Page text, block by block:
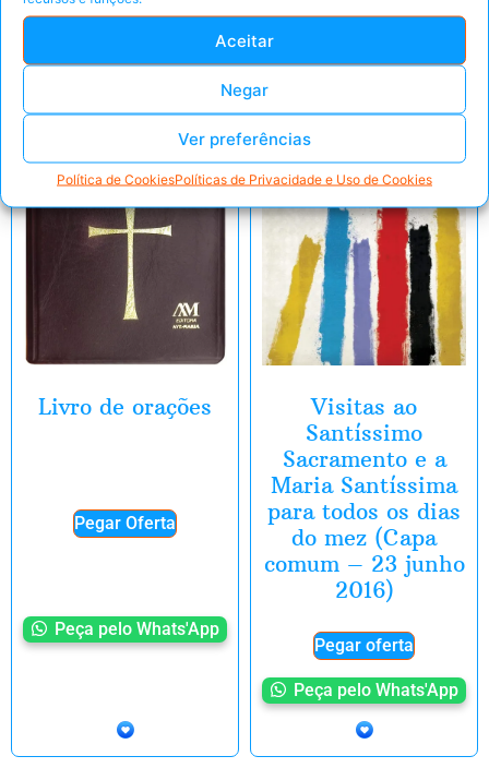
Aceitar
Negar
Ver preferências
Política de CookiesPolíticas de Privacidade e Uso de Cookies
Livro de orações
Pegar Oferta
Peça pelo Whats'App
Visitas ao
Santíssimo
Sacramento e a
Maria Santíssima
para todos os dias
do mez (Capa
comum – 23 junho
2016)
Pegar oferta
Peça pelo Whats'App